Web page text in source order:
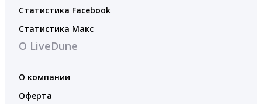
Статистика Facebook
Статистика Макс
О LiveDune
О компании
Оферта